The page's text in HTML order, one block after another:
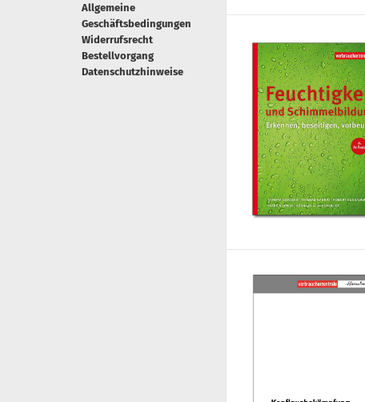
Allgemeine
Geschäftsbedingungen
Widerrufsrecht
Bestellvorgang
Datenschutzhinweise